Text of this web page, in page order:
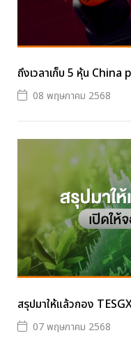
ถึงเวลาเก็บ 5 หุ้น China
08 พฤษภาคม 2568
สรุปมาให้แล้วกอง
07 พฤษภาคม 2568